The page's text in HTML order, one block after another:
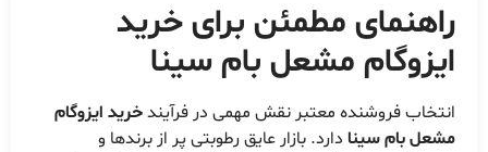
راهنمای مطمئن برایخرید
ایزوگام مشعل بام سینا
انتخاب فروشنده معتبر نقش مهمی در فرآیندخرید ایزوگام
مشعل بام سینا دارد. بازار عایق رطوبتی پر از برندها و